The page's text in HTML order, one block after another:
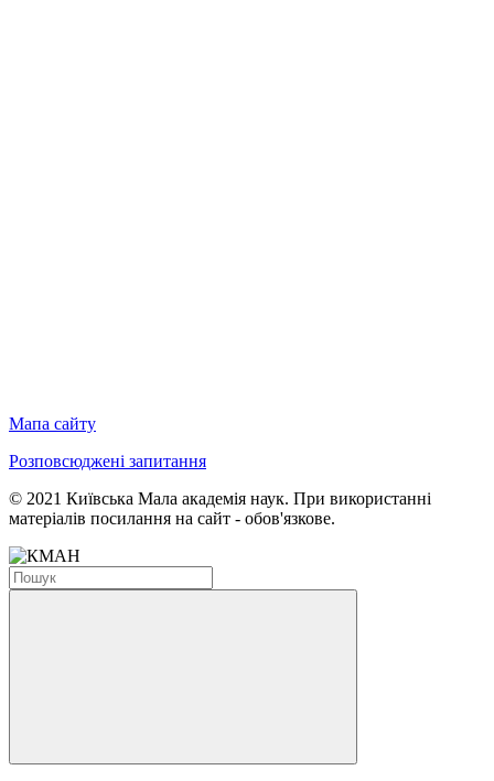
Мапа сайту
Розповсюджені запитання
© 2021 Київська Мала академія наук. При використанні
матеріалів посилання на сайт - обов'язкове.